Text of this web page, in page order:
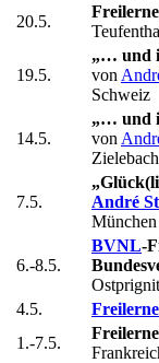
20.5.
19.5.
„… und
von
Schweiz
14.5.
„… und
von
7.5.
André
6.-8.5.
BVNL-
4.5.
1.-7.5.